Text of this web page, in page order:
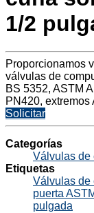
1/2
Proporcionamos
válvulas de
BS 5352, ASTM
PN420, extremos
Solicitar
Categorías
Válvulas de
Etiquetas
Válvulas de
puerta
pulgada